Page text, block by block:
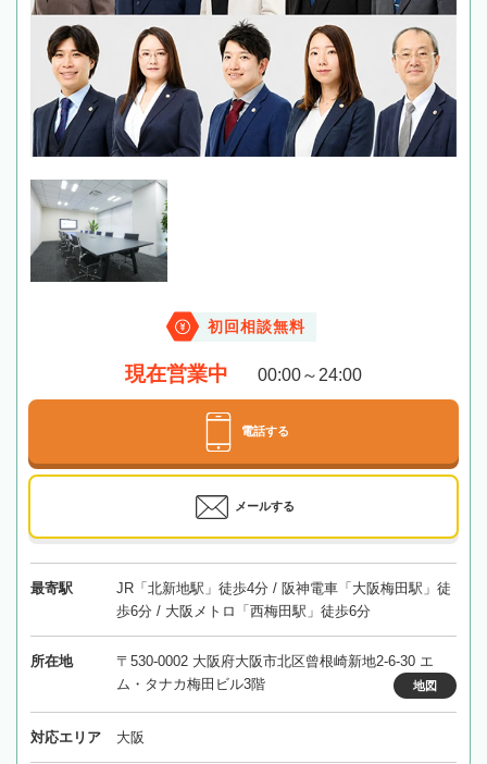
初回相談無料
現在営業中 00:00～24:00
電話する
メールする
最寄駅
JR「北新地駅」徒歩4分 / 阪神電車「大阪梅田駅」徒
歩6分 / 大阪メトロ「西梅田駅」徒歩6分
所在地
〒530-0002 大阪府大阪市北区曾根崎新地2-6-30 エ
ム・タナカ梅田ビル3階
地図
対応エリア 大阪